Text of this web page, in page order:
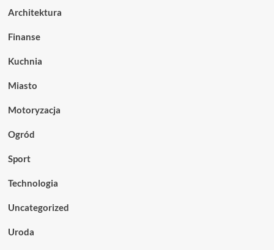
Architektura
Finanse
Kuchnia
Miasto
Motoryzacja
Ogród
Sport
Technologia
Uncategorized
Uroda